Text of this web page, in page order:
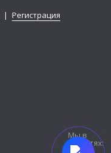
| Регистрация
Мы в
соцсетях: